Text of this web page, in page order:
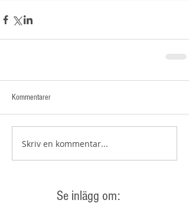
Kommentarer
Skriv en kommentar...
Se inlägg om: